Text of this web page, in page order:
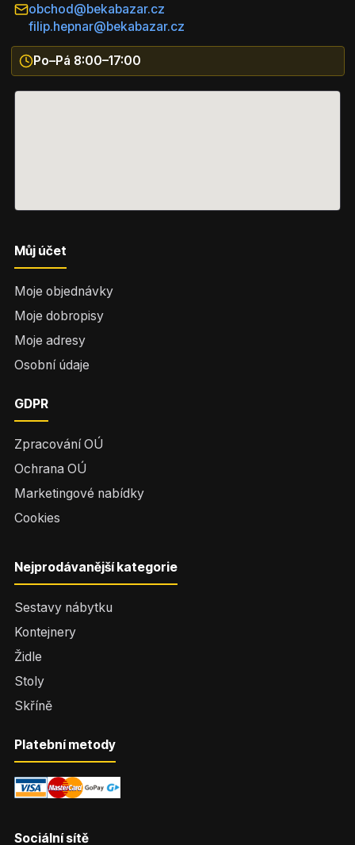
obchod@bekabazar.cz
filip.hepnar@bekabazar.cz
Po–Pá 8:00–17:00
Můj účet
Moje objednávky
Moje dobropisy
Moje adresy
Osobní údaje
GDPR
Zpracování OÚ
Ochrana OÚ
Marketingové nabídky
Cookies
Nejprodávanější kategorie
Sestavy nábytku
Kontejnery
Židle
Stoly
Skříně
Platební metody
Sociální sítě